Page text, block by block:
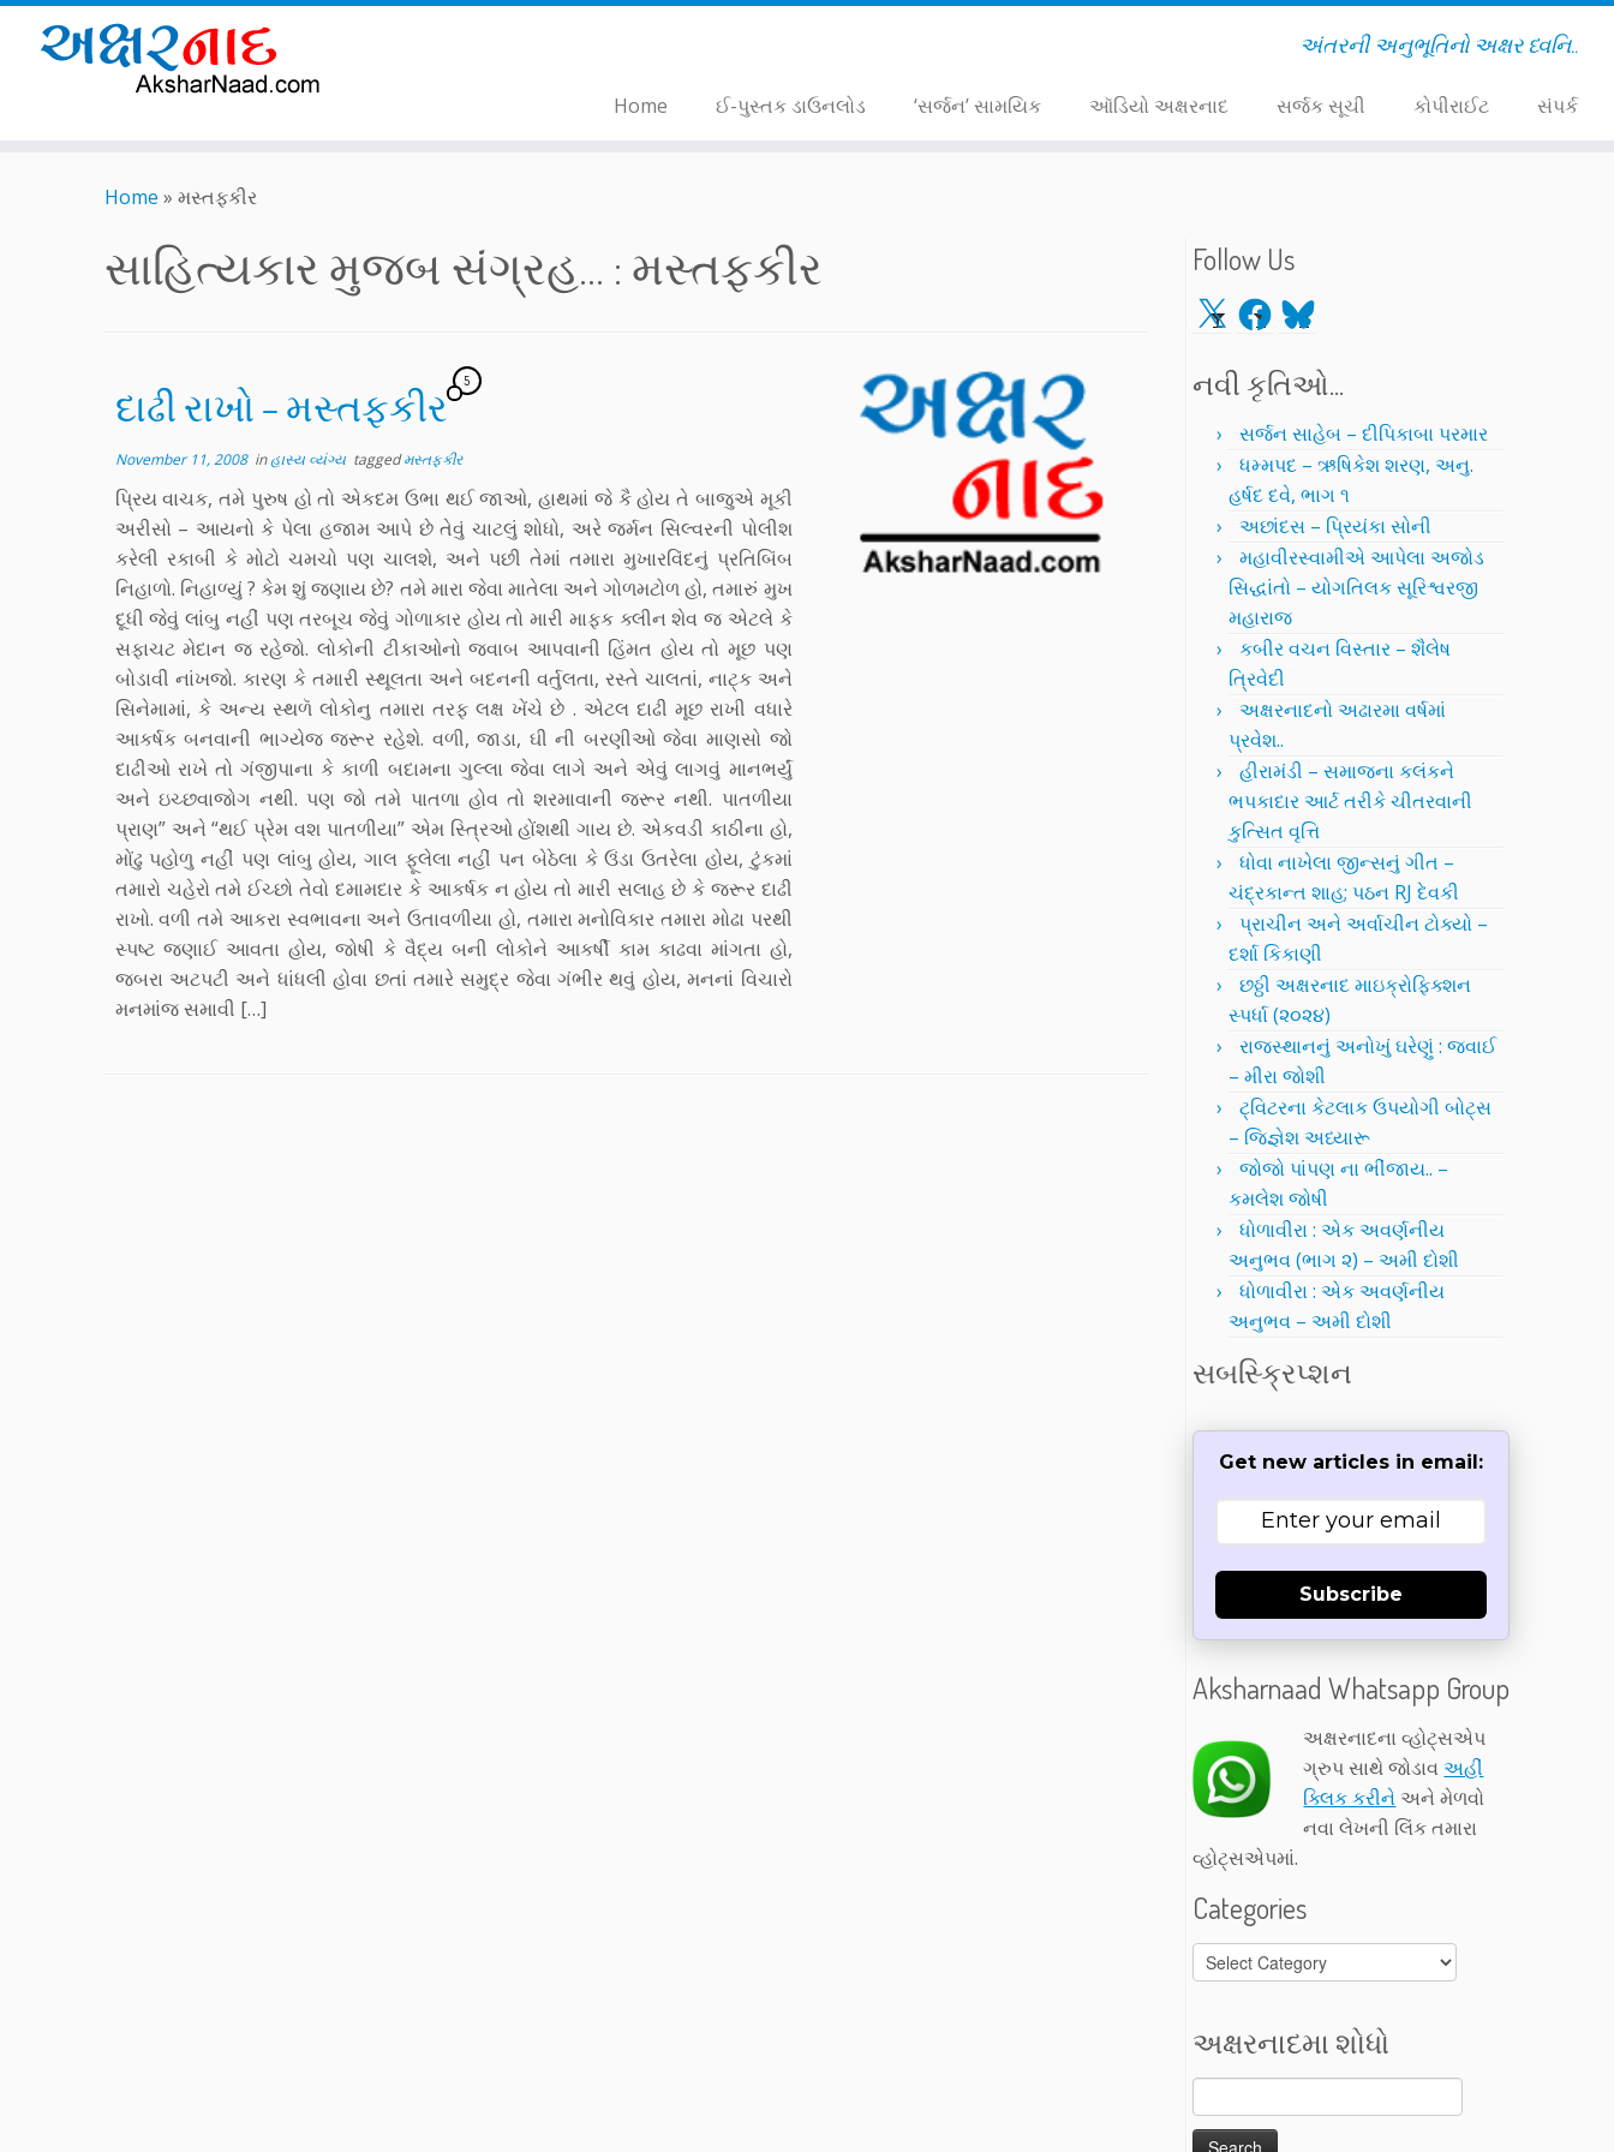
અંતરની અનુભૂતિનો અક્ષર ધ્વનિ..
Home ઈ-પુસ્તક ડાઉનલોડ ‘સર્જન’ સામયિક ઑડિયો અક્ષરનાદ સર્જક સૂચી કોપીરાઈટ સંપર્ક
Home » મસ્તફકીર
સાહિત્યકાર મુજબ સંગ્રહ... : મસ્તફકીર
દાઢી રાખો – મસ્તફકીર
5
November 11, 2008inહાસ્ય વ્યંગ્ય taggedમસ્તફકીર
પ્રિય વાચક, તમે પુરુષ હો તો એકદમ ઉભા થઈ જાઓ, હાથમાં જે કૈ હોય તે બાજુએ મૂકી
અરીસો – આયનો કે પેલા હજામ આપે છે તેવું ચાટલું શોધો, અરે જર્મન સિલ્વરની પોલીશ
કરેલી રકાબી કે મોટો ચમચો પણ ચાલશે, અને પછી તેમાં તમારા મુખારવિંદનું પ્રતિબિંબ
નિહાળો. નિહાળ્યું ? કેમ શું જણાય છે? તમે મારા જેવા માતેલા અને ગોળમટોળ હો, તમારું મુખ
દૂધી જેવું લાંબુ નહીં પણ તરબૂચ જેવું ગોળાકાર હોય તો મારી માફક ક્લીન શેવ જ એટલે કે
સફાચટ મેદાન જ રહેજો. લોકોની ટીકાઓનો જવાબ આપવાની હિંમત હોય તો મૂછ પણ
બોડાવી નાંખજો. કારણ કે તમારી સ્થૂલતા અને બદનની વર્તુલતા, રસ્તે ચાલતાં, નાટ્ક અને
સિનેમામાં, કે અન્ય સ્થળૅ લોકોનુ તમારા તરફ લક્ષ ખેંચે છે . એટલ દાઢી મૂછ રાખી વધારે
આકર્ષક બનવાની ભાગ્યેજ જરૂર રહેશે. વળી, જાડા, ઘી ની બરણીઓ જેવા માણસો જો
દાઢીઓ રાખે તો ગંજીપાના કે કાળી બદામના ગુલ્લા જેવા લાગે અને એવું લાગવું માનભર્યું
અને ઇચ્છવાજોગ નથી. પણ જો તમે પાતળા હોવ તો શરમાવાની જરૂર નથી. પાતળીયા
પ્રાણ” અને “થઈ પ્રેમ વશ પાતળીયા” એમ સ્ત્રિઓ હોંશથી ગાય છે. એકવડી કાઠીના હો,
મોંઢુ પહોળુ નહીં પણ લાંબુ હોય, ગાલ ફૂલેલા નહીં પન બેઠેલા કે ઉંડા ઉતરેલા હોય, ટુંકમાં
તમારો ચહેરો તમે ઈચ્છો તેવો દમામદાર કે આકર્ષક ન હોય તો મારી સલાહ છે કે જરૂર દાઢી
રાખો. વળી તમે આકરા સ્વભાવના અને ઉતાવળીયા હો, તમારા મનોવિકાર તમારા મોઢા પરથી
સ્પષ્ટ જણાઈ આવતા હોય, જોષી કે વૈદ્ય બની લોકોને આકર્ષી કામ કાઢવા માંગતા હો,
જબરા અટપટી અને ધાંધલી હોવા છતાં તમારે સમુદ્ર જેવા ગંભીર થવું હોય, મનનાં વિચારો
મનમાંજ સમાવી […]
Follow Us
X Facebook
Bluesky
નવી કૃતિઓ…
સર્જન સાહેબ – દીપિકાબા પરમાર
ધમ્મપદ – ઋષિકેશ શરણ, અનુ.
હર્ષદ દવે, ભાગ ૧
અછાંદસ – પ્રિયંકા સોની
મહાવીરસ્વામીએ આપેલા અજોડ
સિદ્ધાંતો – યોગતિલક સૂરિશ્વરજી
મહારાજ
કબીર વચન વિસ્તાર – શૈલેષ
ત્રિવેદી
અક્ષરનાદનો અઢારમા વર્ષમાં
પ્રવેશ..
હીરામંડી – સમાજના કલંકને
ભપકાદાર આર્ટ તરીકે ચીતરવાની
કુત્સિત વૃત્તિ
ધોવા નાખેલા જીન્સનું ગીત –
ચંદ્રકાન્ત શાહ; પઠન RJ દેવકી
પ્રાચીન અને અર્વાચીન ટોક્યો –
દર્શા કિકાણી
છઠ્ઠી અક્ષરનાદ માઇક્રોફિક્શન
સ્પર્ધા (૨૦૨૪)
રાજસ્થાનનું અનોખું ઘરેણું : જવાઈ
– મીરા જોશી
ટ્વિટરના કેટલાક ઉપયોગી બોટ્સ
– જિજ્ઞેશ અધ્યારૂ
જોજો પાંપણ ના ભીંજાય.. –
કમલેશ જોષી
ધોળાવીરા : એક અવર્ણનીય
અનુભવ (ભાગ ૨) – અમી દોશી
ધોળાવીરા : એક અવર્ણનીય
અનુભવ – અમી દોશી
સબસ્ક્રિપ્શન
Get new articles in email:
Subscribe
Aksharnaad Whatsapp Group
અક્ષરનાદના વ્હોટ્સએપ
ગ્રુપ સાથે જોડાવઅહીં
ક્લિક કરીને અને મેળવો
નવા લેખની લિંક તમારા
વ્હોટ્સએપમાં.
Categories
Categories
અક્ષરનાદમા શોધો